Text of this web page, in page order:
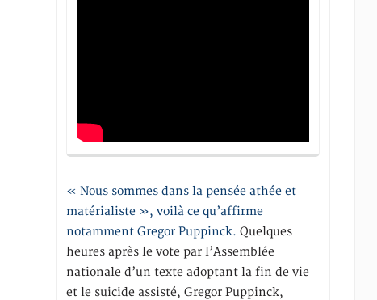
« Nous sommes dans la pensée athée et
matérialiste », voilà ce qu’affirme
notamment Gregor Puppinck. Quelques
heures après le vote par l’Assemblée
nationale d’un texte adoptant la fin de vie
et le suicide assisté, Gregor Puppinck,